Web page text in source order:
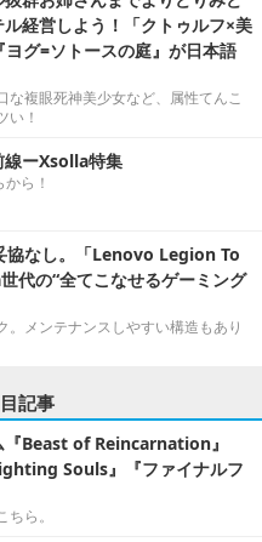
経営しよう！「クトゥルフ×美
グ=ソトースの庭』が日本語
な複眼死神美少女など、属性てんこ
い！
線ーXsolla特集
ら！
協なし。「Lenovo Legion To
代の“全てこなせるゲーミング
。メンテナンスしやすい構造もあり
記事
『Beast of Reincarnation』
Souls』『ファイナルフ
ら。